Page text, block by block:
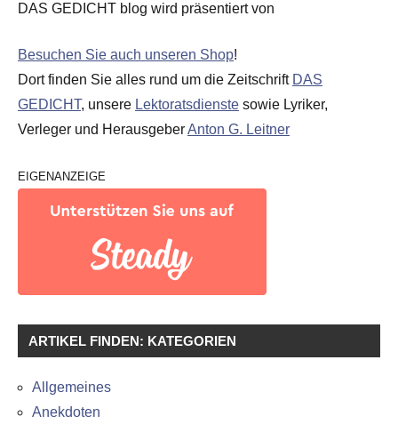
DAS GEDICHT blog wird präsentiert von
Besuchen Sie auch unseren Shop!
Dort finden Sie alles rund um die Zeitschrift DAS
GEDICHT, unsere Lektoratsdienste sowie Lyriker,
Verleger und HerausgeberAnton G. Leitner
EIGENANZEIGE
ARTIKEL FINDEN: KATEGORIEN
Allgemeines
Anekdoten